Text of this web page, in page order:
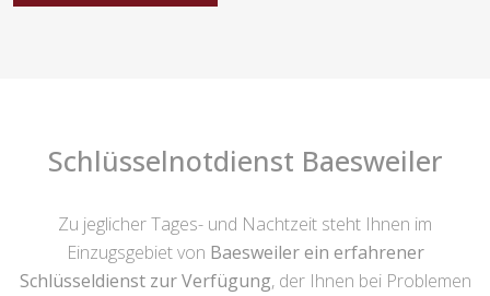
Schlüsselnotdienst Baesweiler
Zu jeglicher Tages- und Nachtzeit steht Ihnen im
Einzugsgebiet von Baesweiler ein erfahrener
Schlüsseldienst zur Verfügung, der Ihnen bei Problemen